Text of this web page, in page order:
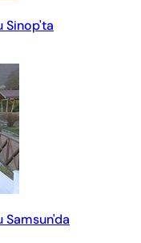
Sinop'ta
Samsun'da